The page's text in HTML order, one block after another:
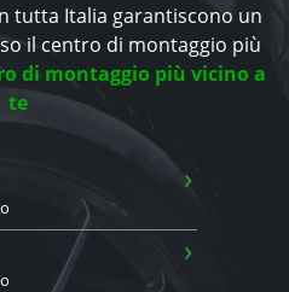
tutta Italia garantiscono un
il centro di montaggio più
di montaggio più vicino a
te
›
›